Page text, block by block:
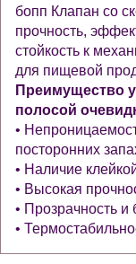
бопп Клапан со
прочность,
стойкость к
для пищевой
Преимущество
полосой
•
посторонних
• Наличие
• Высокая
• Прозрачность и
•